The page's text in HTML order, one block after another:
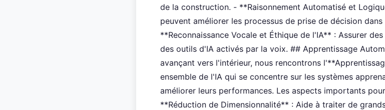
de la construction. - **Raisonnement Automatisé et
peuvent améliorer les processus de prise de décision
**Reconnaissance Vocale et Éthique de l'IA** : Assurer
des outils d'IA activés par la voix. ## Apprentissage
avançant vers l'intérieur, nous rencontrons
ensemble de l'IA qui se concentre sur les systèmes
améliorer leurs performances. Les aspects importants
**Réduction de Dimensionnalité** : Aide à traiter de